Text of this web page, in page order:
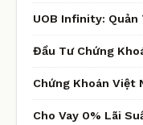
UOB Infinity:
Đầu Tư Chứng
Chứng Khoán Việt
Cho Vay 0% Lãi